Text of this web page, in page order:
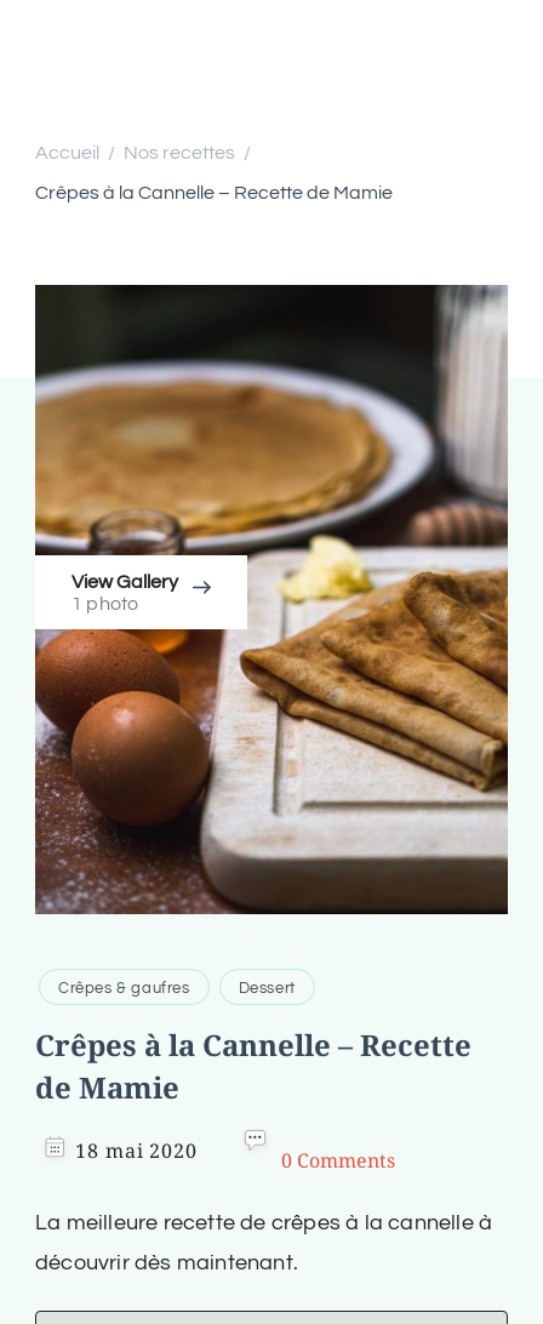
Accueil / Nos recettes /
Crêpes à la Cannelle – Recette de Mamie
Crêpes & gaufres Dessert
Crêpes à la Cannelle – Recette
de Mamie
18 mai 2020 0 Comments
La meilleure recette de crêpes à la cannelle à
découvrir dès maintenant.
View Gallery
1 photo